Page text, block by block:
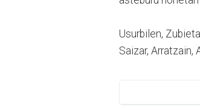
Usurbilen,
Saizar, Arratzain,